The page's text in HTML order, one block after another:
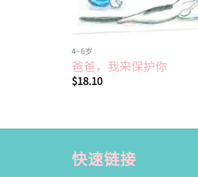
4~6岁
爸爸，我来保护你
$18.10
快速链接